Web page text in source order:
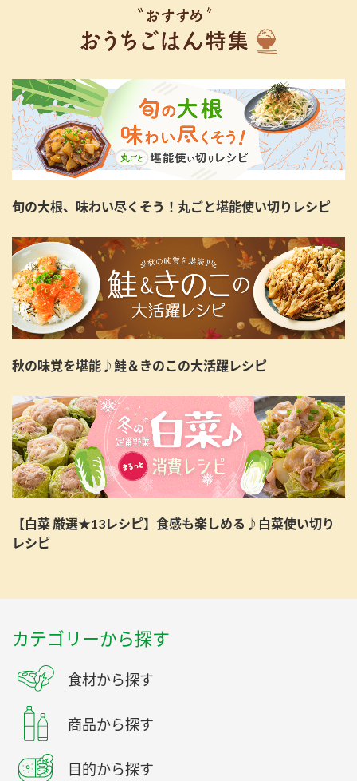
旬の大根、味わい尽くそう！丸ごと堪能使い切りレシピ
秋の味覚を堪能♪鮭＆きのこの大活躍レシピ
【白菜 厳選★13レシピ】食感も楽しめる♪白菜使い切り
レシピ
カテゴリーから探す
食材から探す
商品から探す
目的から探す